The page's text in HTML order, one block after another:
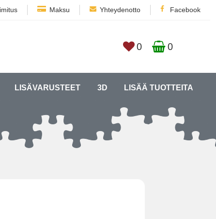
Maksu Yhteydenotto Facebook
0 0
LISÄVARUSTEET 3D LISÄÄ TUOTTEITA